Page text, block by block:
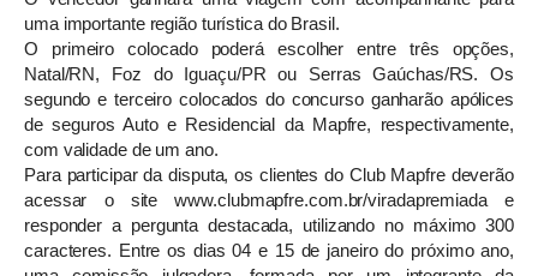
uma importante região turística do Brasil.
O primeiro colocado poderá escolher entre três opções,
Natal/RN, Foz do Iguaçu/PR ou Serras Gaúchas/RS. Os
segundo e terceiro colocados do concurso ganharão apólices
de seguros Auto e Residencial da Mapfre, respectivamente,
com validade de um ano.
Para participar da disputa, os clientes do Club Mapfre deverão
acessar o site www.clubmapfre.com.br/viradapremiada e
responder a pergunta destacada, utilizando no máximo 300
caracteres. Entre os dias 04 e 15 de janeiro do próximo ano,